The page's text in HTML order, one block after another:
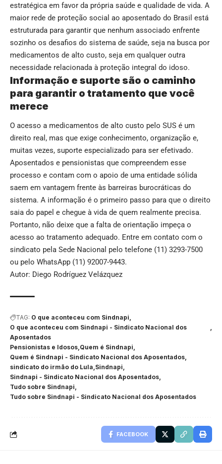
estratégica em favor da própria saúde e qualidade de vida. A
maior rede de proteção social ao aposentado do Brasil está
estruturada para garantir que nenhum associado enfrente
sozinho os desafios do sistema de saúde, seja na busca por
medicamentos de alto custo, seja em qualquer outra
necessidade relacionada à proteção integral do idoso.
Informação e suporte são o caminho
para garantir o tratamento que você
merece
O acesso a medicamentos de alto custo pelo SUS é um
direito real, mas que exige conhecimento, organização e,
muitas vezes, suporte especializado para ser efetivado.
Aposentados e pensionistas que compreendem esse
processo e contam com o apoio de uma entidade sólida
saem em vantagem frente às barreiras burocráticas do
sistema. A informação é o primeiro passo para que o direito
saia do papel e chegue à vida de quem realmente precisa.
Portanto, não deixe que a falta de orientação impeça o
acesso ao tratamento adequado. Entre em contato com o
sindicato pela Sede Nacional pelo telefone (11) 3293-7500
ou pelo WhatsApp (11) 92007-9443.
Autor: Diego Rodríguez Velázquez
TAG: O que aconteceu com Sindnapi
O que aconteceu com Sindnapi - Sindicato Nacional dos
Aposentados
Pensionistas e Idosos Quem é Sindnapi
Quem é Sindnapi - Sindicato Nacional dos Aposentados
sindicato do irmão do Lula Sindnapi
Sindnapi - Sindicato Nacional dos Aposentados
Tudo sobre Sindnapi
Tudo sobre Sindnapi - Sindicato Nacional dos Aposentados
FACEBOOK